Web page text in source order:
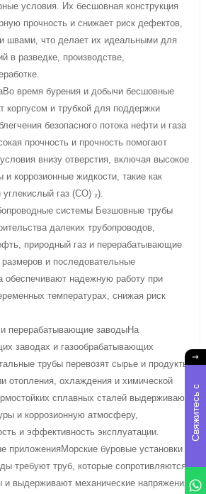
условия. Их бесшовная конструкция
прочность и снижает риск дефектов,
швами, что делает их идеальными для
в разведке, производстве,
время бурения и добычи бесшовные
корпусом и трубкой для поддержки
безопасного потока нефти и газа
прочность и прочность помогают
внизу отверстия, включая высокое
коррозионные жидкости, такие как
газ (CO) ₂).
системы Безшовные трубы
далеких трубопроводов,
природный газ и перерабатывающие
и последовательные
обеспечивают надежную работу при
температурах, снижая риск
перерабатывающие заводыНа
заводах и газообрабатывающих
трубы перевозят сырье и продукты
отопления, охлаждения и химической
сплавных сталей выдерживают
и коррозионную атмосферу,
и эффективность эксплуатации.
приложенияМорские буровые установки и
требуют труб, которые сопротивляются
и выдерживают механические напряжения
С
в
я
ж
и
е
с
ь
с
н
а
м